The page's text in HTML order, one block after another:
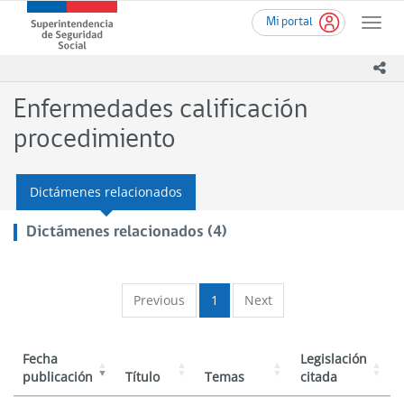
contenido
Mi portal
Toggle
Superintendencia
de
(SUSESO)
Gobierno
de
Enfermedades calificación
procedimiento
Dictámenes relacionados
Dictámenes relacionados (4)
Previous 1 Next
Fecha
publicación
Título Temas
Legislación
citada